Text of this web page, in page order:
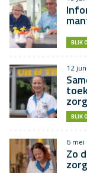
BLIK
12
BLIK
6 mei
Zo